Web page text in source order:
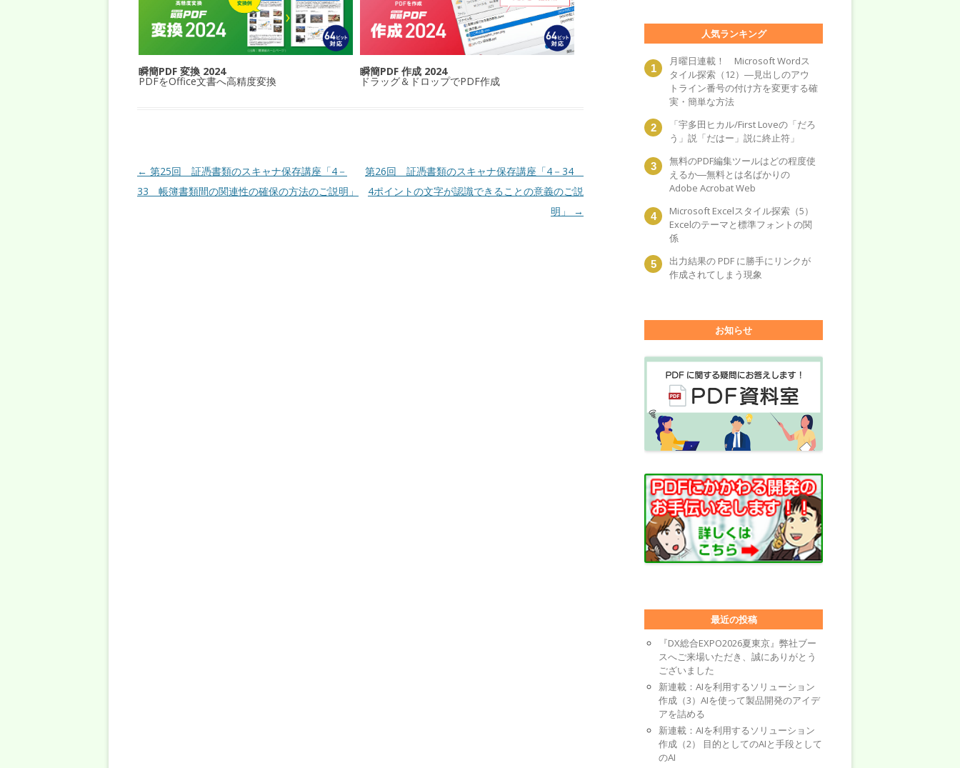
瞬簡PDF 変換 2024
PDFをOffice文書へ高精度変換
瞬簡PDF 作成 2024
ドラッグ＆ドロップでPDF作成
投稿ナビゲーション
← 第25回 証憑書類のスキャナ保存講座「4－
33 帳簿書類間の関連性の確保の方法のご説明」
第26回 証憑書類のスキャナ保存講座「4－34
4ポイントの文字が認識できることの意義のご説
明」
→
人気ランキング
月曜日連載！ Microsoft Wordス
タイル探索（12）―見出しのアウ
トライン番号の付け方を変更する確
実・簡単な方法
「宇多田ヒカル/First Loveの「だろ
う」説「だはー」説に終止符」
無料のPDF編集ツールはどの程度使
えるか―無料とは名ばかりの
Adobe Acrobat Web
Microsoft Excelスタイル探索（5）
Excelのテーマと標準フォントの関
係
出力結果の PDF に勝手にリンクが
作成されてしまう現象
お知らせ
最近の投稿
『DX総合EXPO2026夏東京』弊社ブー
スへご来場いただき、誠にありがとう
ございました
新連載：AIを利用するソリューション
作成（3）AIを使って製品開発のアイデ
アを詰める
新連載：AIを利用するソリューション
作成（2） 目的としてのAIと手段として
のAI